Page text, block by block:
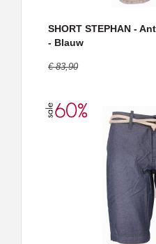
SHORT STEPHAN -
- Blauw
€ 83,90